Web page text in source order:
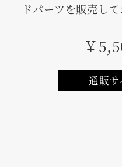
ドパーツを販売して
￥
通販